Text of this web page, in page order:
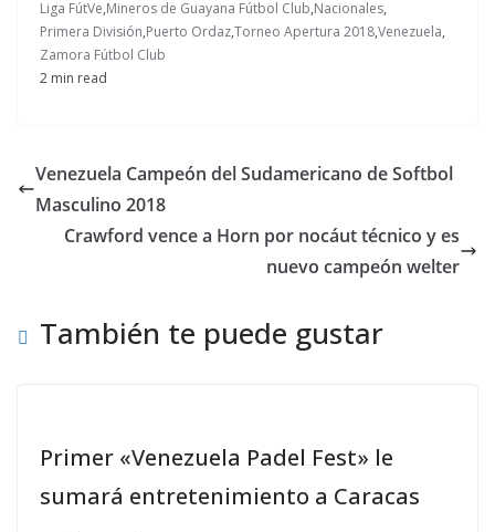
Liga FútVe,Mineros de Guayana Fútbol Club,Nacionales,
Primera División,Puerto Ordaz,Torneo Apertura 2018,Venezuela,
Zamora Fútbol Club
2 min read
Venezuela Campeón del Sudamericano de Softbol
Masculino 2018
Crawford vence a Horn por nocáut técnico y es
nuevo campeón welter
También te puede gustar
Primer «Venezuela Padel Fest» le
sumará entretenimiento a Caracas